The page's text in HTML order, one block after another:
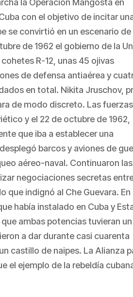
la Operación Mangosta en
con el objetivo de incitar
se convirtió en un escenario de
de 1962 el gobierno de la
R-12, unas 45 ojivas
de defensa antiaérea y
en total. Nikita Jruschov,
de modo discreto. Las
y el 22 de octubre de 1962,
que iba a establecer una
barcos y aviones de
aéreo-naval. Continuaron las
negociaciones secretas
que indignó al Che Guevara. En
había instalado en Cuba y
ambas potencias tuvieran un
a dar durante casi cuarenta
castillo de naipes. La Alianza
el ejemplo de la rebeldía